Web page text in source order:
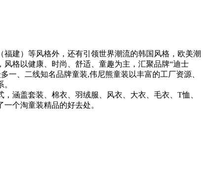
建）等风格外，还有引领世界潮流的韩国风格，欧美潮
格以健康、时尚、舒适、童趣为主，汇聚品牌“迪士
一、二线知名品牌童装,伟尼熊童装以丰富的工厂资源、
涵盖套装、棉衣、羽绒服、风衣、大衣、毛衣、T恤、
个淘童装精品的好去处。